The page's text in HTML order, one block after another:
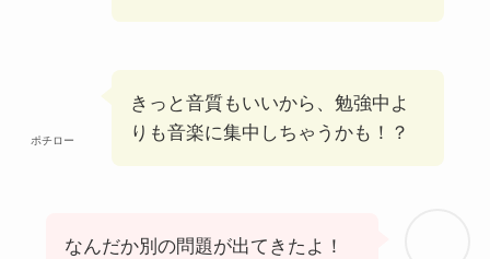
ポチロー
きっと音質もいいから、勉強中よ
りも音楽に集中しちゃうかも！？
なんだか別の問題が出てきたよ！